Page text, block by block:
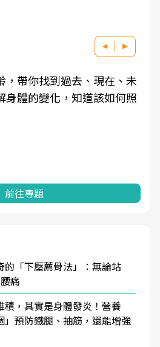
，帶你找到過去、現在、未
身體的變化，知道該如何照
前往專題
的「下壓薦骨法」：無論站
痛
積，其實是身體發炎！營養
」預防鐵腿、抽筋，還能增強